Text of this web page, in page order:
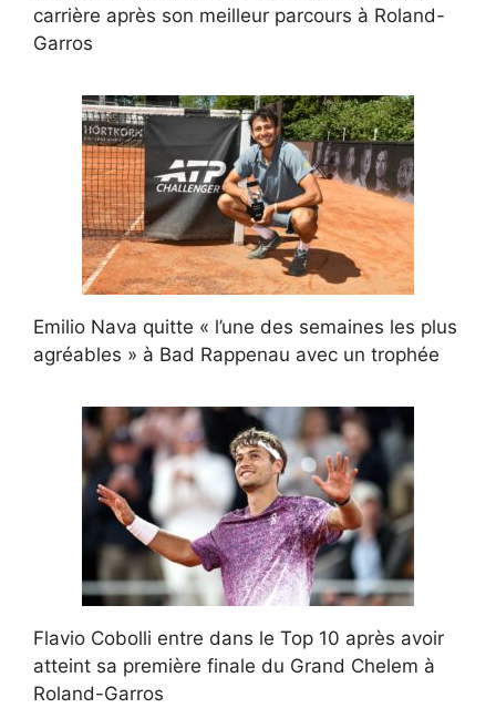
carrière après son meilleur parcours à Roland-
Garros
Emilio Nava quitte « l’une des semaines les plus
agréables » à Bad Rappenau avec un trophée
Flavio Cobolli entre dans le Top 10 après avoir
atteint sa première finale du Grand Chelem à
Roland-Garros